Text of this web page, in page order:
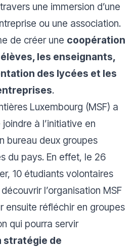
une immersion d’une
ou une association.
de créer une coopération
les enseignants,
des lycées et les
.
Luxembourg (MSF) a
à l’initiative en
bureau deux groupes
du pays. En effet, le 26
10 étudiants volontaires
l’organisation MSF
ensuite réfléchir en groupes
qui pourra servir
stratégie de